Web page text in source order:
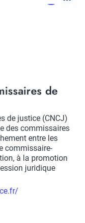
de
de justice (CNCJ)
des commissaires
entre les
commissaire-
à la promotion
juridique